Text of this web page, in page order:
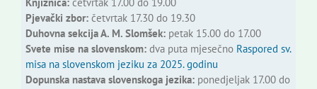
Pjevački zbor:četvrtak 17.30 do 19.30
Duhovna sekcija A. M. Slomšek:petak 15.00 do 17.00
Svete mise na slovenskom:dva puta mjesečno Raspored sv.
misa na slovenskom jeziku za 2025. godinu
Dopunska nastava slovenskoga jezika:ponedjeljak 17.00 do